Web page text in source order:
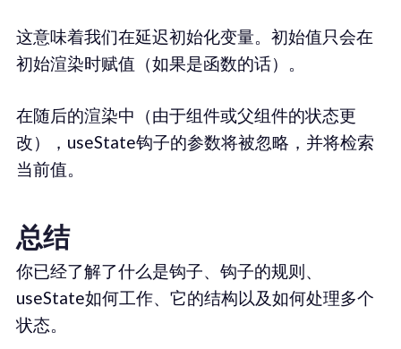
这意味着我们在延迟初始化变量。初始值只会在
初始渲染时赋值（如果是函数的话）。
在随后的渲染中（由于组件或父组件的状态更
改），useState钩子的参数将被忽略，并将检索
当前值。
总结
你已经了解了什么是钩子、钩子的规则、
useState如何工作、它的结构以及如何处理多个
状态。